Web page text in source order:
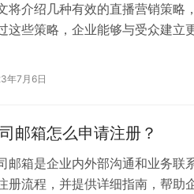
将介绍几种有效的直播营销策略
这些策略，企业能够与受众建立
年7月6日
邮箱怎么申请注册？
邮箱是企业内外部沟通和业务联
册流程，并提供详细指南，帮助